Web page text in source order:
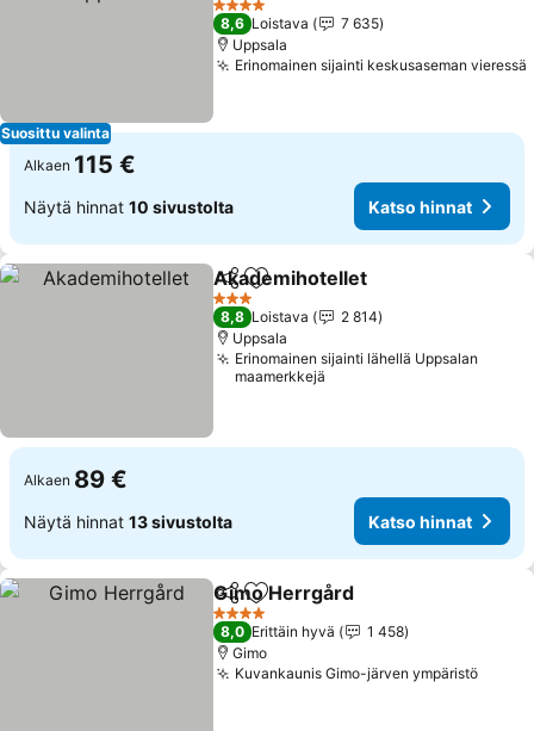
Suosittu valinta
4 Tähtiluokitus
8,6 Loistava
7 635
Uppsala
Erinomainen sijainti keskusaseman vieressä
Alkaen 115 €
Näytä hinnat 10 sivustolta Katso hinnat
Jaa Lisää suosikkeihin
Akademihotellet
3 Tähtiluokitus
8,8 Loistava
2 814
Uppsala
Erinomainen sijainti lähellä Uppsalan
maamerkkejä
Alkaen 89 €
Näytä hinnat 13 sivustolta Katso hinnat
Jaa Lisää suosikkeihin
Gimo Herrgård
4 Tähtiluokitus
8,0 Erittäin hyvä
1 458
Gimo
Kuvankaunis Gimo-järven ympäristö